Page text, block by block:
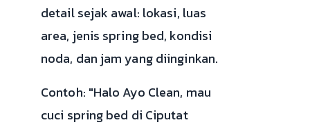
detail sejak awal: lokasi, luas
area, jenis spring bed, kondisi
noda, dan jam yang diinginkan.
Contoh: "Halo Ayo Clean, mau
cuci spring bed di Ciputat